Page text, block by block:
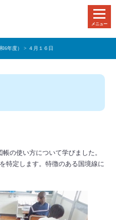
メニュー
6年度） > ４月１６日
の使い方について学びました。
特定します。特徴のある国境線に